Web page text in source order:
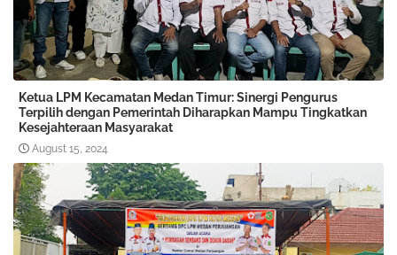
Ketua LPM Kecamatan Medan Timur: Sinergi Pengurus
Terpilih dengan Pemerintah Diharapkan Mampu Tingkatkan
Kesejahteraan Masyarakat
August 15, 2024